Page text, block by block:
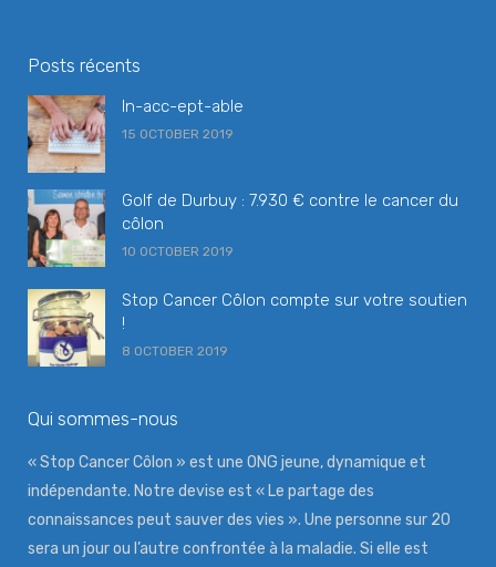
Posts récents
In-acc-ept-able
15 OCTOBER 2019
Golf de Durbuy : 7.930 € contre le cancer du
côlon
10 OCTOBER 2019
Stop Cancer Côlon compte sur votre soutien
!
8 OCTOBER 2019
Qui sommes-nous
« Stop Cancer Côlon » est une ONG jeune, dynamique et
indépendante. Notre devise est « Le partage des
connaissances peut sauver des vies ». Une personne sur 20
sera un jour ou l’autre confrontée à la maladie. Si elle est